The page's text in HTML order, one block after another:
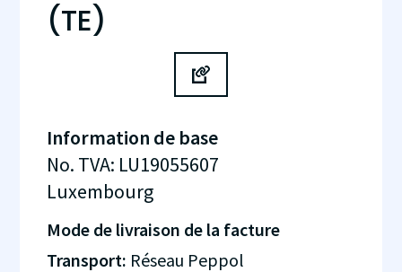
(TE)
Information de base
No. TVA: LU19055607
Luxembourg
Mode de livraison de la facture
Transport: Réseau Peppol